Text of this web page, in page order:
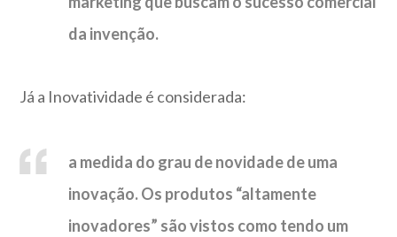
da invenção.
Já a Inovatividade é considerada:
a medida do grau de novidade de uma
inovação. Os produtos “altamente
inovadores” são vistos como tendo um